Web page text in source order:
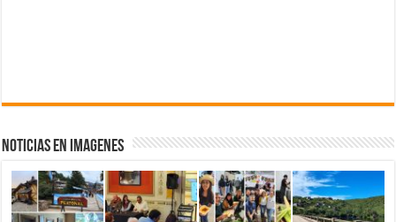
NOTICIAS EN IMAGENES